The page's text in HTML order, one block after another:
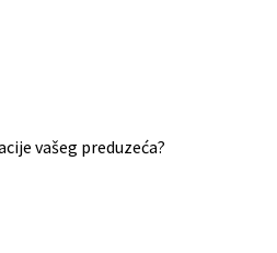
vašeg preduzeća?